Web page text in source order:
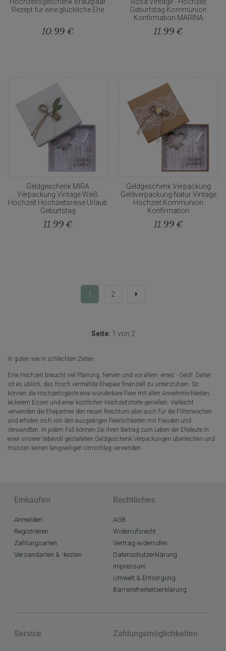
Rezept für eine glückliche Ehe
10,99 €
Geburtstag Kommunion
Konfirmation MARINA
11,99 €
Geldgeschenk MIRA
Verpackung Vintage Weiß
Hochzeit Hochzeitsreise Urlaub
Geburtstag
11,99 €
Geldgeschenk Verpackung
Geldverpackung Natur Vintage
Hochzeit Kommunion
Konfirmation
11,99 €
1 2
Seite: 1 von 2
In guten wie in schlechten Zeiten.
Eine Hochzeit braucht viel Planung, Nerven und vor allem eines - Geld! Daher
ist es üblich, das frisch vermählte Ehepaar finanziell zu unterstützen. So
können die Hochzeitsgäste eine wunderbare Feier mit allen Annehmlichkeiten,
leckerem Essen und einer köstlichen Hochzeitstorte genießen. Vielleicht
verwenden die Ehepartner den neuen Reichtum aber auch für die Flitterwochen
und erholen sich von den ausgiebigen Feierlichkeiten mit Freuden und
Verwandten. In jedem Fall können Sie ihren Beitrag zum Leben der Eheleute in
einer unserer liebevoll gestalteten Geldgeschenk Verpackungen überreichen und
müssen keinen langweiligen Umschlag verwenden.
Einkaufen
Anmelden
Registrieren
Zahlungsarten
Versandarten & -kosten
Rechtliches
AGB
Widerrufsrecht
Vertrag widerrufen
Datenschutzerklärung
Impressum
Umwelt & Entsorgung
Barrierefreiheitserklärung
Service Zahlungsmöglichkeiten